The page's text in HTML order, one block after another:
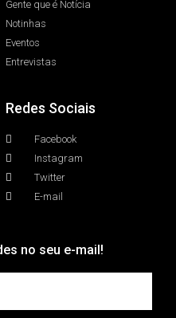
Gente que é Notícia
Notinhas
Eventos
Entrevistas
Redes Sociais
Facebook
Instagram
Twitter
E-mail
no seu e-mail!